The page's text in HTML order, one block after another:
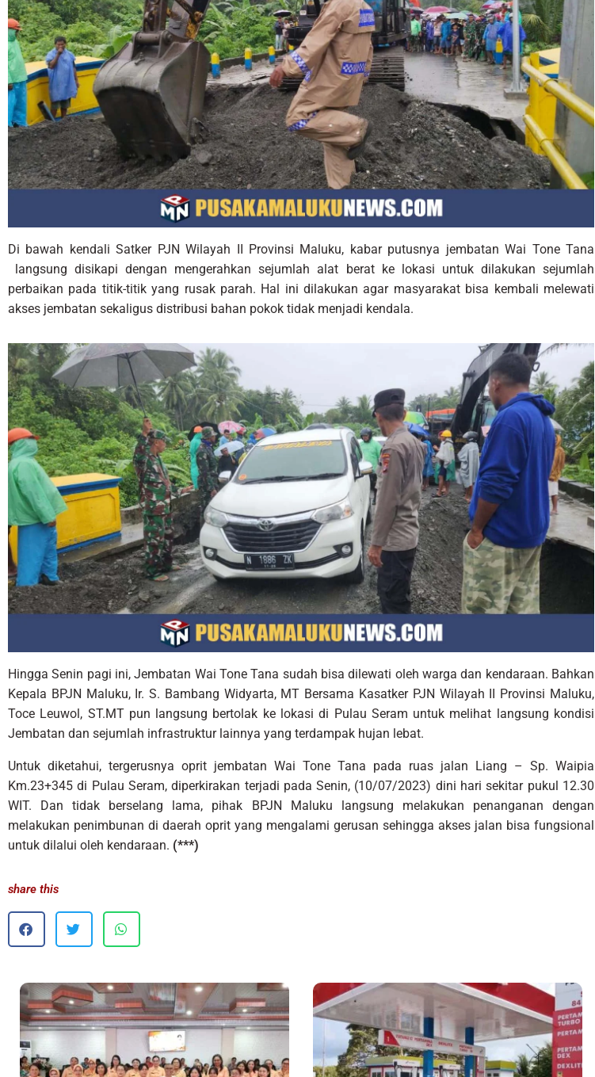
Di bawah kendali Satker PJN Wilayah II Provinsi Maluku, kabar putusnya jembatan Wai Tone Tana
langsung disikapi dengan mengerahkan sejumlah alat berat ke lokasi untuk dilakukan sejumlah
perbaikan pada titik-titik yang rusak parah. Hal ini dilakukan agar masyarakat bisa kembali melewati
akses jembatan sekaligus distribusi bahan pokok tidak menjadi kendala.
Hingga Senin pagi ini, Jembatan Wai Tone Tana sudah bisa dilewati oleh warga dan kendaraan. Bahkan
Kepala BPJN Maluku, Ir. S. Bambang Widyarta, MT Bersama Kasatker PJN Wilayah II Provinsi Maluku,
Toce Leuwol, ST.MT pun langsung bertolak ke lokasi di Pulau Seram untuk melihat langsung kondisi
Jembatan dan sejumlah infrastruktur lainnya yang terdampak hujan lebat.
Untuk diketahui, tergerusnya oprit jembatan Wai Tone Tana pada ruas jalan Liang – Sp. Waipia
Km.23+345 di Pulau Seram, diperkirakan terjadi pada Senin, (10/07/2023) dini hari sekitar pukul 12.30
WIT. Dan tidak berselang lama, pihak BPJN Maluku langsung melakukan penanganan dengan
melakukan penimbunan di daerah oprit yang mengalami gerusan sehingga akses jalan bisa fungsional
untuk dilalui oleh kendaraan. (***)
share this